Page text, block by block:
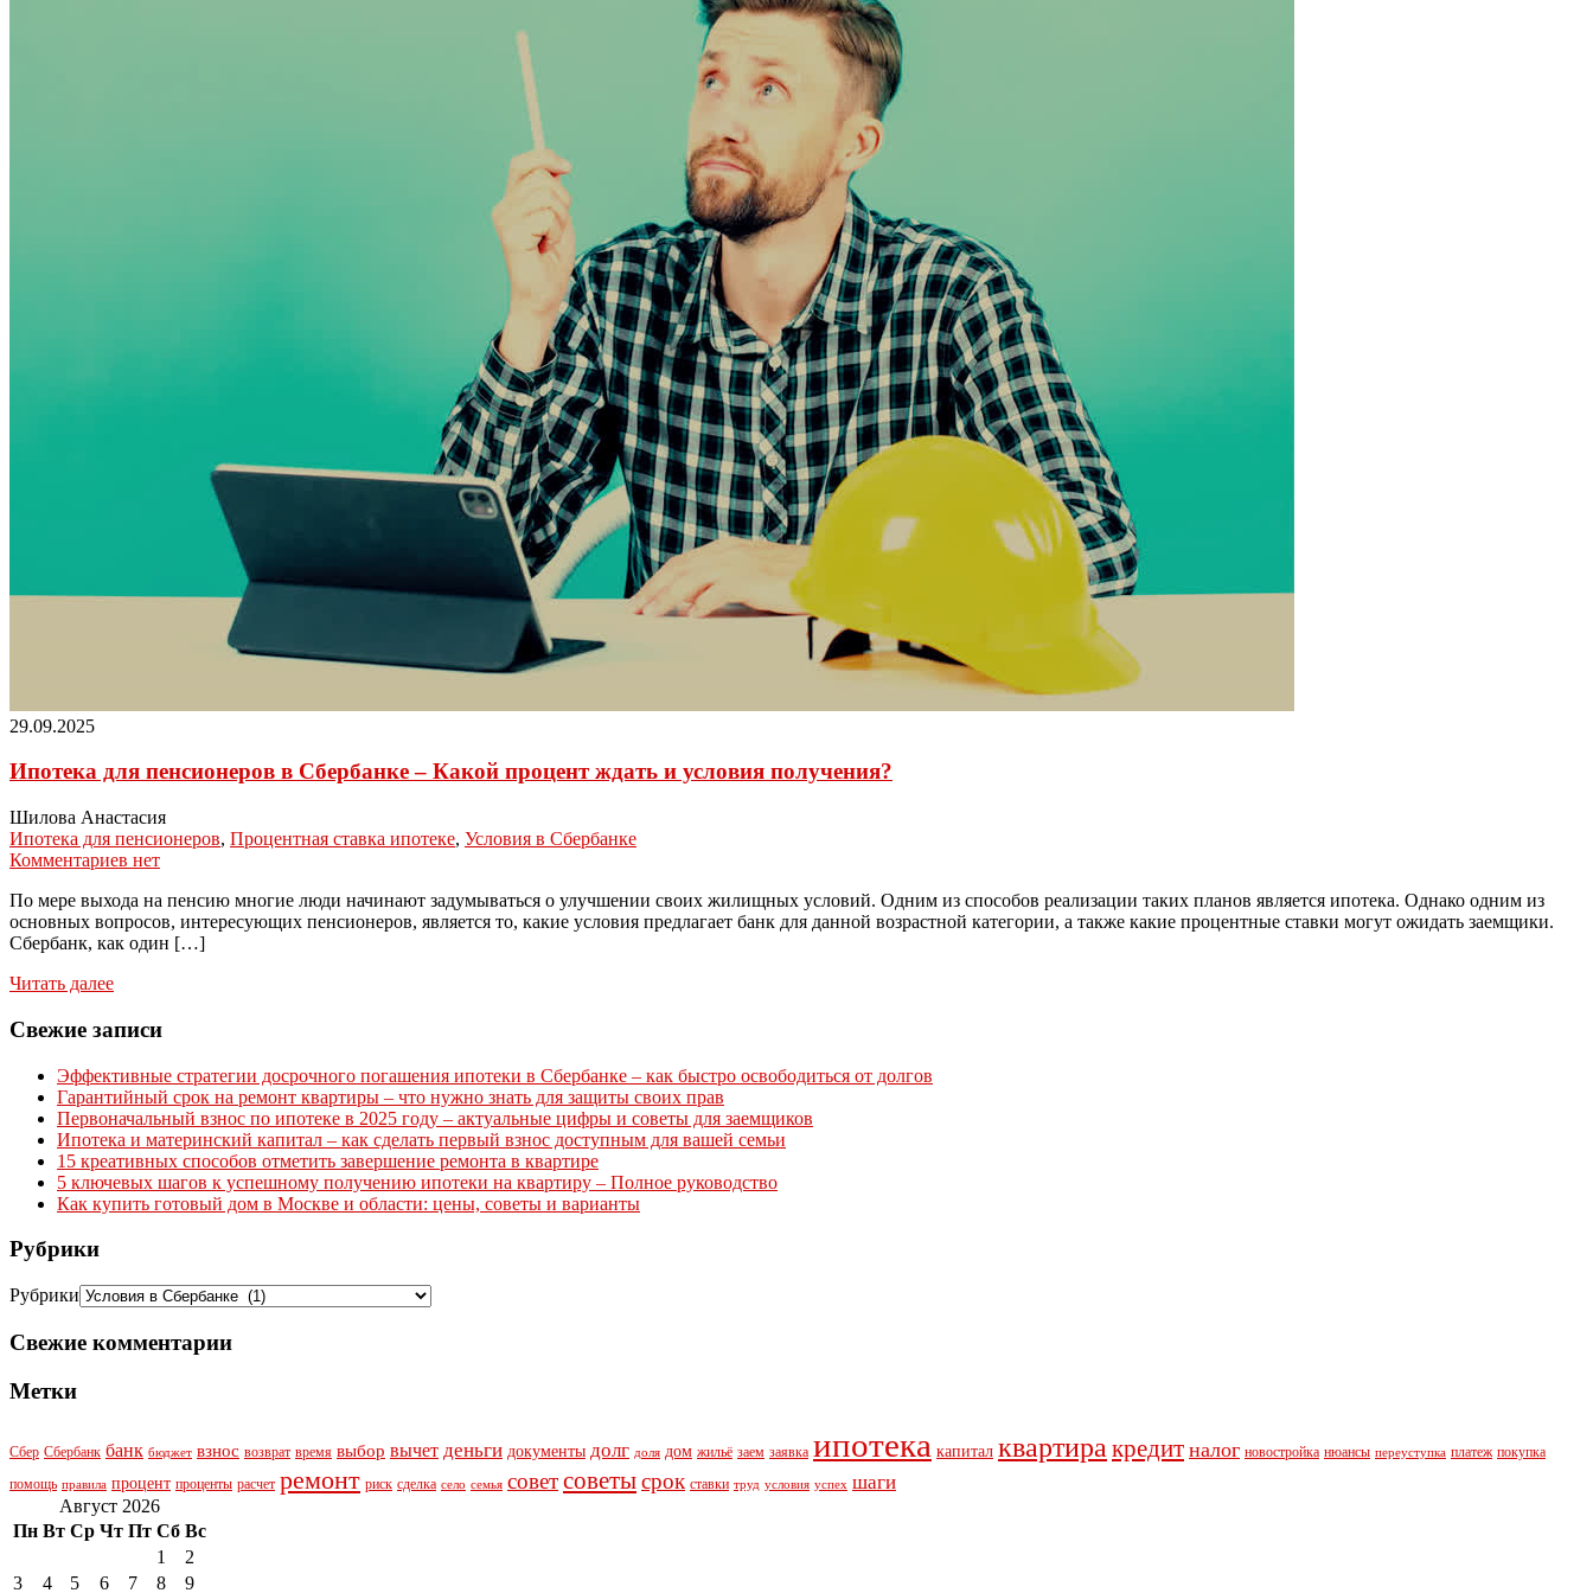
29.09.2025
Ипотека для пенсионеров в Сбербанке – Какой процент ждать и условия получения?
Шилова Анастасия
Ипотека для пенсионеров, Процентная ставка ипотеке, Условия в Сбербанке
Комментариев нет
По мере выхода на пенсию многие люди начинают задумываться о улучшении своих жилищных условий. Одним из способов реализации таких планов является ипотека. Однако одним из
основных вопросов, интересующих пенсионеров, является то, какие условия предлагает банк для данной возрастной категории, а также какие процентные ставки могут ожидать заемщики.
Сбербанк, как один […]
Читать далее
Свежие записи
Эффективные стратегии досрочного погашения ипотеки в Сбербанке – как быстро освободиться от долгов
Гарантийный срок на ремонт квартиры – что нужно знать для защиты своих прав
Первоначальный взнос по ипотеке в 2025 году – актуальные цифры и советы для заемщиков
Ипотека и материнский капитал – как сделать первый взнос доступным для вашей семьи
15 креативных способов отметить завершение ремонта в квартире
5 ключевых шагов к успешному получению ипотеки на квартиру – Полное руководство
Как купить готовый дом в Москве и области: цены, советы и варианты
Рубрики
Рубрики
Свежие комментарии
Метки
Сбер Сбербанк банк бюджет взнос возврат время выбор вычет деньги документы долг доля дом жильё заем заявка ипотека капитал квартиракредит налог новостройка нюансы переуступка платеж покупка
помощь правила процент проценты расчет ремонт риск сделка село семья советсоветысрок ставки труд условия успех шаги
Август 2026
Пн Вт Ср Чт Пт Сб Вс
1
2
3
4 5 6 7 8 9